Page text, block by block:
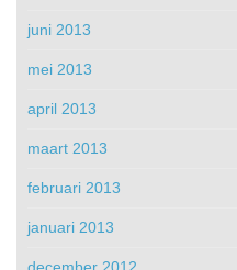
juni 2013
mei 2013
april 2013
maart 2013
februari 2013
januari 2013